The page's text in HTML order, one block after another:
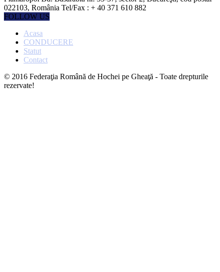
022103, România Tel/Fax : + 40 371 610 882
FOLLOW US
Acasa
CONDUCERE
Statut
Contact
© 2016 Federaţia Română de Hochei pe Gheaţă - Toate drepturile
rezervate!